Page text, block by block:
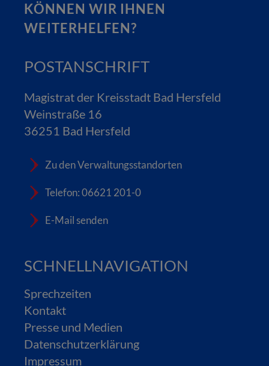
KÖNNEN WIR IHNEN
WEITERHELFEN?
POSTANSCHRIFT
Magistrat der Kreisstadt Bad Hersfeld
Weinstraße 16
36251 Bad Hersfeld
Zu den Verwaltungsstandorten
Telefon: 06621 201-0
E-Mail senden
SCHNELLNAVIGATION
Sprechzeiten
Kontakt
Presse und Medien
Datenschutzerklärung
Impressum